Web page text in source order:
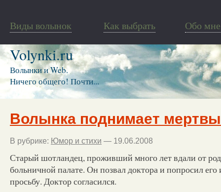
Виды волынок Как выбрать Обо мне
Volynki.ru
Волынки и Web.
Ничего общего! Почти...
Волынка поднимает
В рубрике: Юмор и стихи — 19.06.2008
Старый шотландец, проживший много лет вдали от
больничной палате. Он позвал доктора и попросил
просьбу. Доктор согласился.